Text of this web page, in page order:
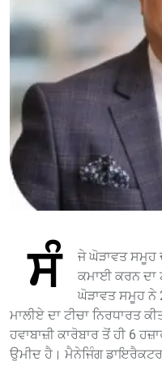
ਸੰ
ਜੇ ਘੋੜਾਵਤ ਸਮੂਹ
ਕਮਾਈ ਕਰਨ ਦਾ
ਘੋੜਾਵਤ ਸਮੂਹ ਨੇ
ਮਾਲੀਏ ਦਾ ਟੀਚਾ
ਹਵਾਬਾਜ਼ੀ ਕਾਰੋਬਾਰ ਤੋਂ ਹੀ 6
ਉਮੀਦ ਹੈ। ਮੈਨੇਜਿੰਗ